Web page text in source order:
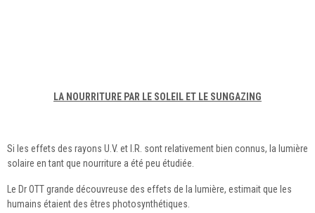
LA NOURRITURE PAR LE SOLEIL ET LE SUNGAZING
Si les effets des rayons U.V. et I.R. sont relativement bien connus, la lumière
solaire en tant que nourriture a été peu étudiée.
Le Dr OTT grande découvreuse des effets de la lumière, estimait que les
humains étaient des êtres photosynthétiques.